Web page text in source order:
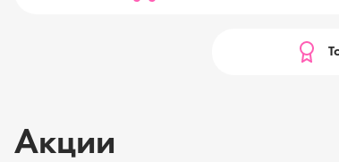
Акции